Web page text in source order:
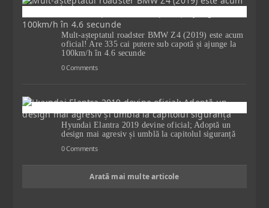
Mult-așteptatul roadster BMW Z4 (2019) este acum
oficial! Are 335 cai putere sub capotă și ajunge la
100km/h în 4.6 secunde
0 Comments
Hyundai Elantra 2019 devine oficial; Adoptă un
design mai agresiv și umblă la capitolul siguranță
0 Comments
Arată mai multe articole